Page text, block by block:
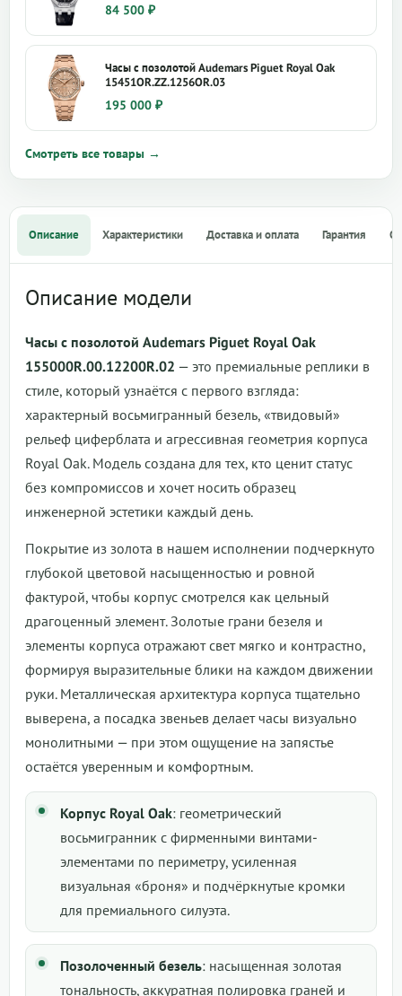
84 500 ₽
Часы с позолотой Audemars Piguet Royal Oak
15451OR.ZZ.1256OR.03
195 000 ₽
Смотреть все товары →
Описание Характеристики Доставка и оплата Гарантия
Описание модели
Часы с позолотой Audemars Piguet Royal Oak
155000R.00.12200R.02 — это премиальные реплики в
стиле, который узнаётся с первого взгляда:
характерный восьмигранный безель, «твидовый»
рельеф циферблата и агрессивная геометрия корпуса
Royal Oak. Модель создана для тех, кто ценит статус
без компромиссов и хочет носить образец
инженерной эстетики каждый день.
Покрытие из золота в нашем исполнении подчеркнуто
глубокой цветовой насыщенностью и ровной
фактурой, чтобы корпус смотрелся как цельный
драгоценный элемент. Золотые грани безеля и
элементы корпуса отражают свет мягко и контрастно,
формируя выразительные блики на каждом движении
руки. Металлическая архитектура корпуса тщательно
выверена, а посадка звеньев делает часы визуально
монолитными — при этом ощущение на запястье
остаётся уверенным и комфортным.
Корпус Royal Oak: геометрический
восьмигранник с фирменными винтами-
элементами по периметру, усиленная
визуальная «броня» и подчёркнутые кромки
для премиального силуэта.
Позолоченный безель: насыщенная золотая
тональность, аккуратная полировка граней и